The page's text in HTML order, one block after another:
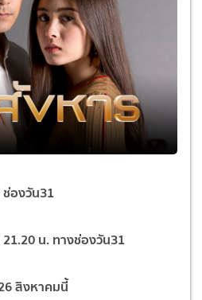
ช่องวัน31
น. ทางช่องวัน31
สิงหาคมนี้